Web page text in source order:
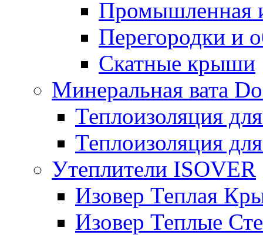
Промышленная
Перегородки и
Скатные крыши
Минеральная вата
Теплоизоляция
Теплоизоляция
Утеплители ISOVER
Изовер Теплая
Изовер Теплые